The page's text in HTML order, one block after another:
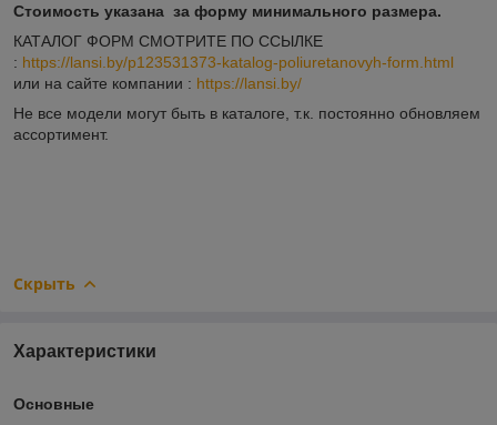
Стоимость указана за форму минимального размера.
КАТАЛОГ ФОРМ СМОТРИТЕ ПО ССЫЛКЕ
: https://lansi.by/p123531373-katalog-poliuretanovyh-form.html
или на сайте компании : https://lansi.by/
Не все модели могут быть в каталоге, т.к. постоянно обновляем
ассортимент.
Скрыть
Характеристики
Основные